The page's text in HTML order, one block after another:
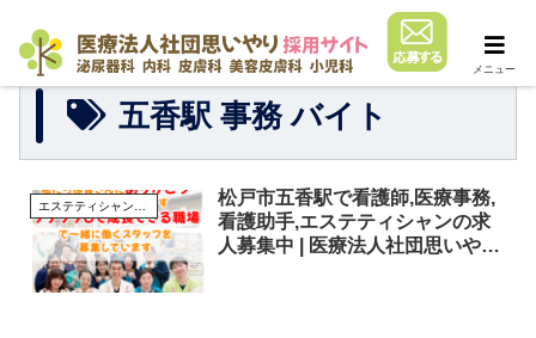
五香駅 事務 バイト
松戸市五香駅で看護師,医療事務,
看護助手,エステティシャンの求
人募集中 | 医療法人社団思いやり
メニュー